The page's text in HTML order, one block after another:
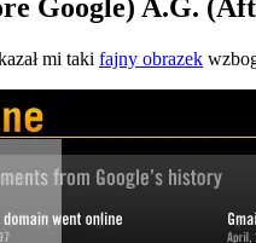
Google) A.G.
mi taki fajny obrazek